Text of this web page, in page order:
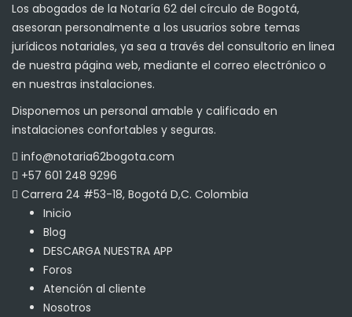
Los abogados de la Notaría 62 del círculo de Bogotá,
asesoran personalmente a los usuarios sobre temas
jurídicos notariales, ya sea a través del consultorio en linea
de nuestra página web, mediante el correo electrónico o
en nuestras instalaciones.
Disponemos un personal amable y calificado en
instalaciones confortables y seguras.
info@notaria62bogota.com
+57 601 248 9296
Carrera 24 #53-18, Bogotá D,C. Colombia
Inicio
Blog
DESCARGA NUESTRA APP
Foros
Atención al cliente
Nosotros